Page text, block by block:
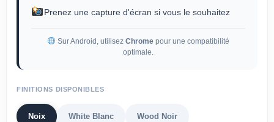
Prenez une capture d'écran si vous le souhaitez
Sur Android, utilisez Chromepour une compatibilité
optimale.
FINITIONS DISPONIBLES
Noix White Blanc Wood Noir